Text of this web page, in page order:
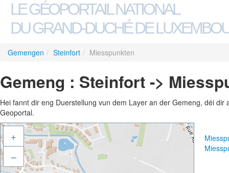
LE GÉOPORTAIL NATIONAL
DU GRAND-DUCHÉ DE
Gemengen / Steinfort / Miesspunkten
Gemeng : Steinfort ->
Hei fannt dir eng Duerstellung vun dem Layer an der Gemeng, déi
Geoportal.
+
–